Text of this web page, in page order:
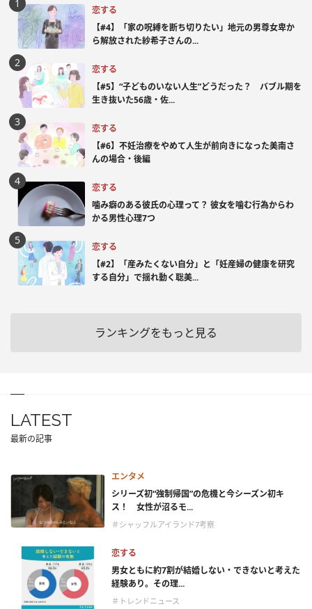
恋する
【#4】「家の呪縛を断ち切りたい」地元の男尊女卑か
ら解放された紗希子さんの...
恋する
【#5】“子どものいない人生”どうだった？ バブル期を
生き抜いた56歳・佐...
恋する
【#6】不妊治療をやめて人生が前向きになった美南さ
んの場合・後編
恋する
噛み癖のある彼氏の心理って？ 彼女を噛む行為からわ
かる男性心理7つ
恋する
【#2】「産みたくない自分」と「妊産婦の健康を研究
する自分」で揺れ動く聡美...
ランキングをもっと見る
LATEST
最新の記事
エンタメ
シリーズ初“強制帰国”の危機と今シーズン初キ
ス！ 女性が沼るモ...
＃シャッフルアイランド7考察
恋する
男女ともに約7割が結婚しない・できないと考えた
経験あり。その理...
＃トレンドニュース